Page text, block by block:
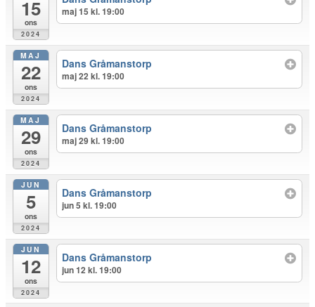
15
ons
2024
maj 15 kl. 19:00
MAJ
22
ons
2024
Dans Gråmanstorp
maj 22 kl. 19:00
MAJ
29
ons
2024
Dans Gråmanstorp
maj 29 kl. 19:00
JUN
5
ons
2024
Dans Gråmanstorp
jun 5 kl. 19:00
JUN
12
ons
2024
Dans Gråmanstorp
jun 12 kl. 19:00